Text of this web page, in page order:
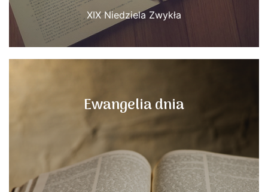
XIX Niedziela Zwykła
Ewangelia dnia